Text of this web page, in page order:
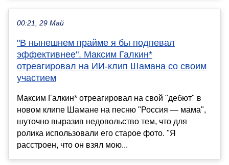
00:21, 29 Май
"В нынешнем прайме я бы подпевал
эффективнее". Максим Галкин*
отреагировал на ИИ-клип Шамана со своим
участием
Максим Галкин* отреагировал на свой "дебют" в
новом клипе Шамане на песню "Россия — мама",
шуточно выразив недовольство тем, что для
ролика использовали его старое фото. "Я
расстроен, что он взял мою...